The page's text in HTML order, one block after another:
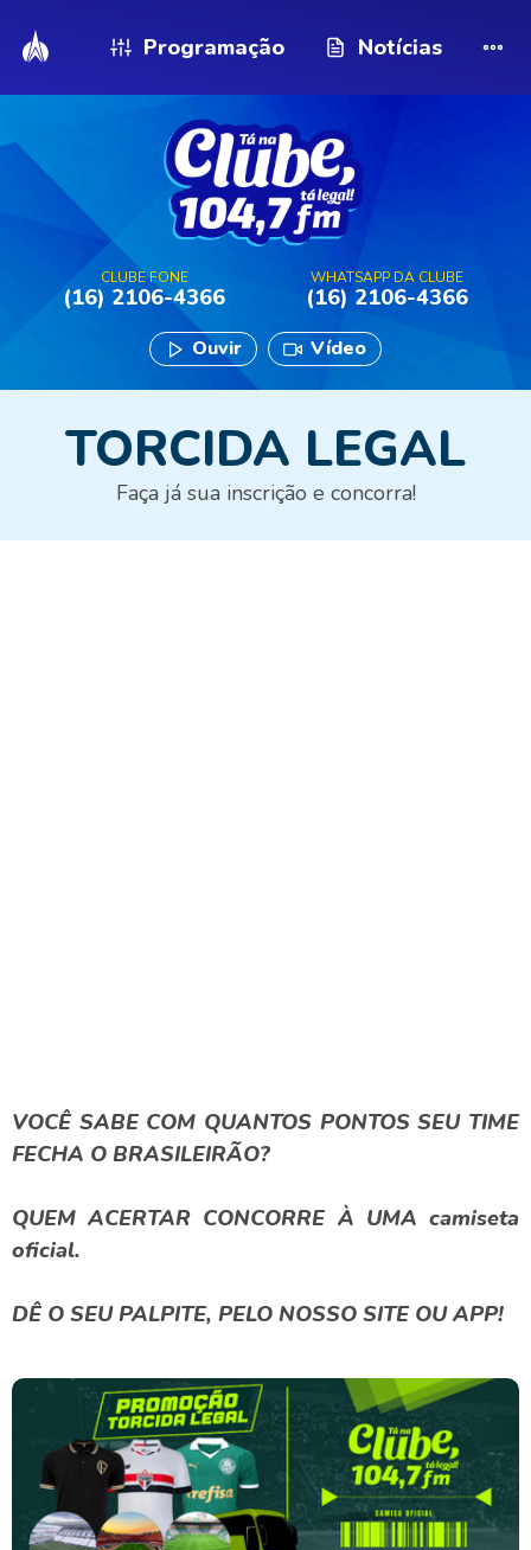
Programação Notícias
CLUBE FONE
(16) 2106-4366
WHATSAPP DA CLUBE
(16) 2106-4366
Ouvir Vídeo
TORCIDA LEGAL
Faça já sua inscrição e concorra!
VOCÊ SABE COM QUANTOS PONTOS SEU TIME
FECHA O BRASILEIRÃO?
QUEM ACERTAR CONCORRE À UMA camiseta
oficial.
DÊ O SEU PALPITE, PELO NOSSO SITE OU APP!